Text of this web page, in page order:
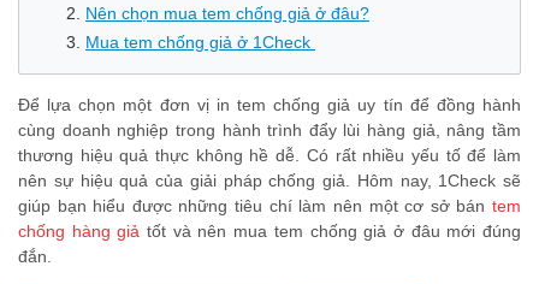
Nên chọn mua tem chống giả ở đâu?
Mua tem chống giả ở 1Check
Để lựa chọn một đơn vị in tem chống giả uy tín để đồng hành
cùng doanh nghiệp trong hành trình đẩy lùi hàng giả, nâng tầm
thương hiệu quả thực không hề dễ. Có rất nhiều yếu tố để làm
nên sự hiệu quả của giải pháp chống giả. Hôm nay, 1Check sẽ
giúp bạn hiểu được những tiêu chí làm nên một cơ sở bán tem
chống hàng giả tốt và nên mua tem chống giả ở đâu mới đúng
đắn.